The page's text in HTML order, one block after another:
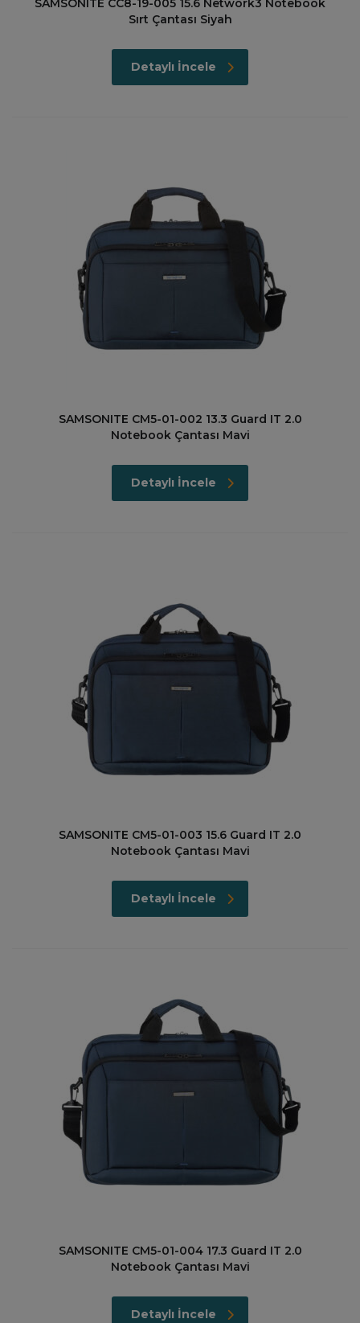
SAMSONITE CC8-19-005 15.6 Network3 Notebook
Sırt Çantası Siyah
Detaylı İncele
SAMSONITE CM5-01-002 13.3 Guard IT 2.0
Notebook Çantası Mavi
Detaylı İncele
SAMSONITE CM5-01-003 15.6 Guard IT 2.0
Notebook Çantası Mavi
Detaylı İncele
SAMSONITE CM5-01-004 17.3 Guard IT 2.0
Notebook Çantası Mavi
Detaylı İncele